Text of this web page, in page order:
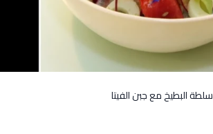
سلطة البطيخ مع جبن الفيتا